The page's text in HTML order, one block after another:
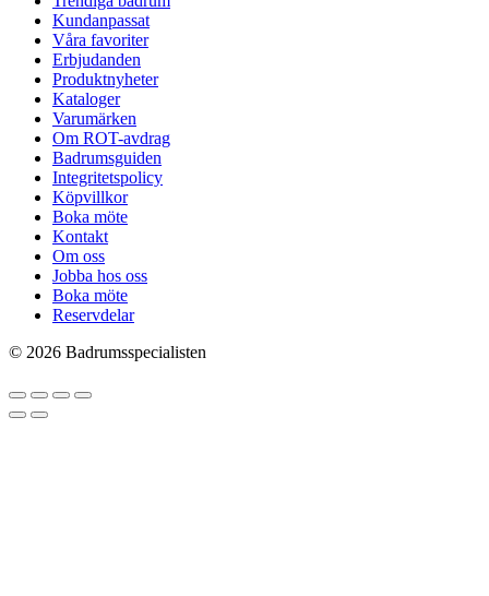
Kundanpassat
Våra favoriter
Erbjudanden
Produktnyheter
Kataloger
Varumärken
Om ROT-avdrag
Badrumsguiden
Integritetspolicy
Köpvillkor
Boka möte
Kontakt
Om oss
Jobba hos oss
Boka möte
Reservdelar
© 2026 Badrumsspecialisten